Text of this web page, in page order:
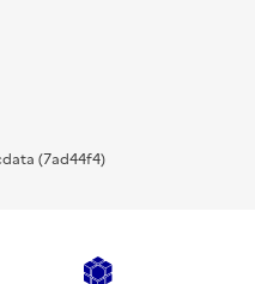
(7ad44f4)